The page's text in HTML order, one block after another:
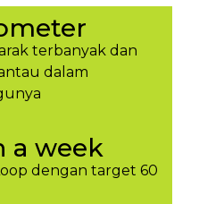
terbanyak dan
dalam
a week
dengan target 60